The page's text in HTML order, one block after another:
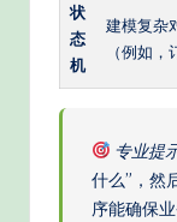
状
态
机
建模复杂
（例如，
专业提
什么”，然
序能确保